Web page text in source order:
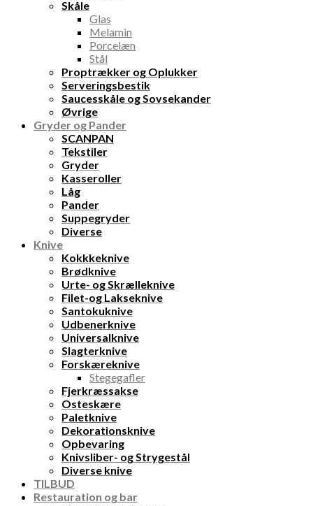
Skåle
Glas
Melamin
Porcelæn
Stål
Proptrækker og Oplukker
Serveringsbestik
Saucesskåle og Sovsekander
Øvrige
Gryder og Pander
SCANPAN
Tekstiler
Gryder
Kasseroller
Låg
Pander
Suppegryder
Diverse
Knive
Kokkkeknive
Brødknive
Urte- og Skrælleknive
Filet-og Lakseknive
Santokuknive
Udbenerknive
Universalknive
Slagterknive
Forskæreknive
Stegegafler
Fjerkræssakse
Osteskære
Paletknive
Dekorationsknive
Opbevaring
Knivsliber- og Strygestål
Diverse knive
TILBUD
Restauration og bar